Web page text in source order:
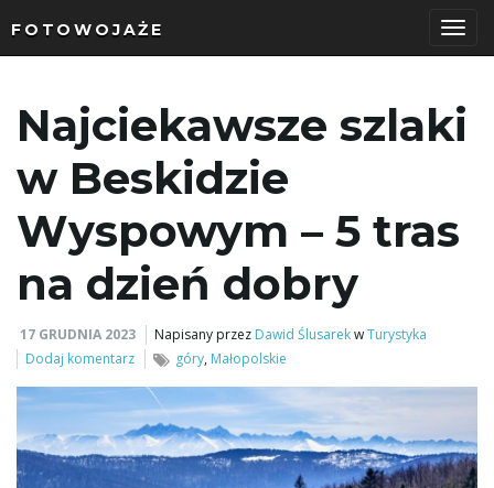
z
ł
FOTOWOJAŻE
Najciekawsze szlaki
w Beskidzie
Wyspowym – 5 tras
na dzień dobry
17 GRUDNIA 2023 Napisany przez Dawid ŚlusarekwTurystyka
Dodaj komentarz
góry, Małopolskie